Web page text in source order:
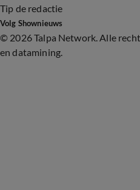
Tip de redactie
Volg Shownieuws
© 2026 Talpa Network. Alle
en datamining.